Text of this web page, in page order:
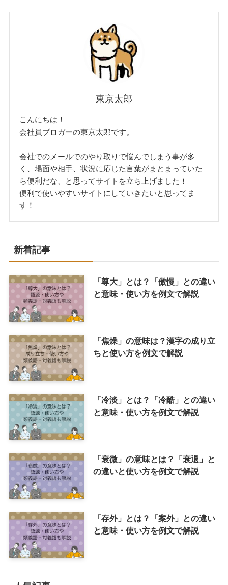
東京太郎
こんにちは！
会社員ブロガーの東京太郎です。
会社でのメールでのやり取りで悩んでしまう事が多
く、場面や相手、状況に応じた言葉がまとまっていた
ら便利だな、と思ってサイトを立ち上げました！
便利で使いやすいサイトにしていきたいと思ってま
す！
新着記事
「尊大」とは？「傲慢」との違い
と意味・使い方を例文で解説
「焦燥」の意味は？漢字の成り立
ちと使い方を例文で解説
「冷淡」とは？「冷酷」との違い
と意味・使い方を例文で解説
「衰微」の意味とは？「衰退」と
の違いと使い方を例文で解説
「存外」とは？「案外」との違い
と意味・使い方を例文で解説